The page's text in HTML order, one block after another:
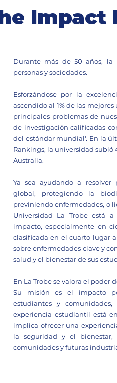
Impact
Durante más de 50 años, la
personas y sociedades.
Esforzándose por la
ascendido al 1% de las
principales problemas de
de investigación calificadas
del estándar mundial'. En la
Rankings, la universidad subió
Australia.
Ya sea ayudando a
global, protegiendo la
previniendo enfermedades, o
Universidad La Trobe está
impacto, especialmente en
clasificada en el cuarto lugar
sobre enfermedades clave y
salud y el bienestar de sus
En La Trobe se valora el poder
Su misión es el impacto
estudiantes y
experiencia estudiantil está
implica ofrecer una
la seguridad y el
comunidades y futuras